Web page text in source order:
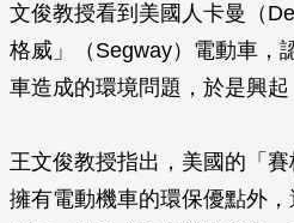
文俊教授看到美國人卡曼（
格威」（Segway）電動車，
車造成的環境問題，於是興起
王文俊教授指出，美國的「
擁有電動機車的環保優點外